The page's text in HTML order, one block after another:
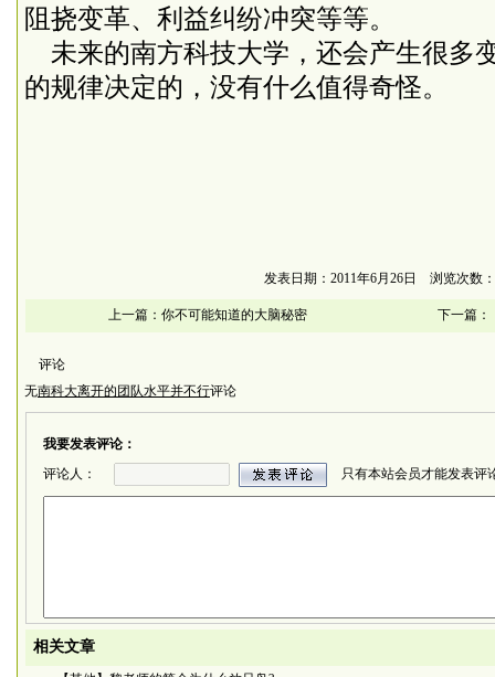
阻挠变革、利益纠纷冲突等等。
未来的南方科技大学，还会产生很多
的规律决定的，没有什么值得奇怪。
发表日期：2011年6月26日 浏览次数
上一篇： 你不可能知道的大脑秘密 下一篇：
评论
无南科大离开的团队水平并不行评论
我要发表评论：
评论人：
只有本站会员才能发表评
相关文章